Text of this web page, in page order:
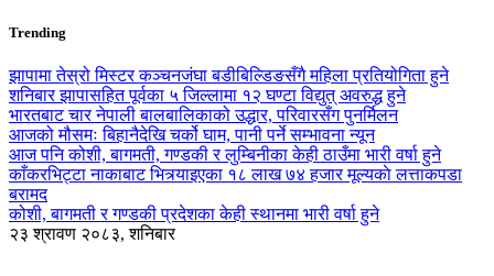
Trending
झापामा तेस्रो मिस्टर कञ्चनजंघा बडीबिल्डिङसँगै महिला प्रतियोगिता हुने
शनिबार झापासहित पूर्वका ५ जिल्लामा १२ घण्टा विद्युत् अवरुद्ध हुने
भारतबाट चार नेपाली बालबालिकाको उद्धार, परिवारसँग पुनर्मिलन
आजको मौसमः बिहानैदेखि चर्को घाम, पानी पर्ने सम्भावना न्यून
आज पनि कोशी, बागमती, गण्डकी र लुम्बिनीका केही ठाउँमा भारी वर्षा हुने
काँकरभिट्टा नाकाबाट भित्र्याइएका १८ लाख ७४ हजार मूल्यकाे लत्ताकपडा
बरामद
कोशी, बागमती र गण्डकी प्रदेशका केही स्थानमा भारी वर्षा हुने
२३ श्रावण २०८३, शनिबार